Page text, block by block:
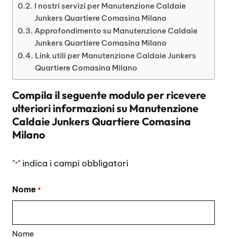
I nostri servizi per Manutenzione Caldaie
Junkers Quartiere Comasina Milano
Approfondimento su Manutenzione Caldaie
Junkers Quartiere Comasina Milano
Link utili per Manutenzione Caldaie Junkers
Quartiere Comasina Milano
Compila il seguente modulo per ricevere
ulteriori informazioni suManutenzione
Caldaie Junkers Quartiere Comasina
Milano
"*" indica i campi obbligatori
Nome *
Nome